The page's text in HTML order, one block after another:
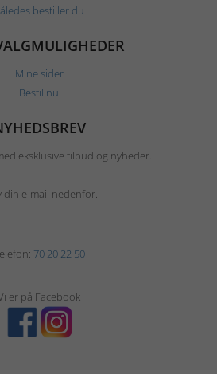
bestiller du
Mine sider
Bestil nu
eksklusive tilbud og nyheder.
din e-mail nedenfor.
70 20 22 50
er på Facebook